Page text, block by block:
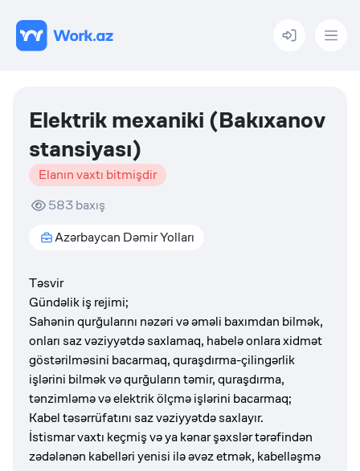
Menu
Elektrik mexaniki (Bakıxanov
stansiyası)
Elanın vaxtı bitmişdir
583baxış
Azərbaycan Dəmir Yolları
Təsvir
Gündəlik iş rejimi;
Sahənin qurğularını nəzəri və əməli baxımdan bilmək,
onları saz vəziyyətdə saxlamaq, habelə onlara xidmət
göstərilməsini bacarmaq, quraşdırma-çilingərlik
işlərini bilmək və qurğuların təmir, quraşdırma,
tənzimləmə və elektrik ölçmə işlərini bacarmaq;
Kabel təsərrüfatını saz vəziyyətdə saxlayır.
İstismar vaxtı keçmiş və ya kənar şəxslər tərəfindən
zədələnən kabelləri yenisi ilə əvəz etmək, kabelləşmə